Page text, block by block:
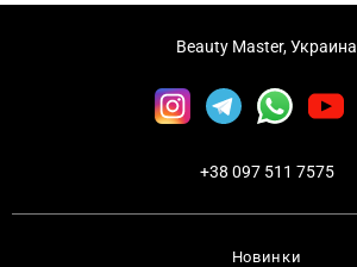
Новинки
Beauty Master, Украина
+38 097 511 7575